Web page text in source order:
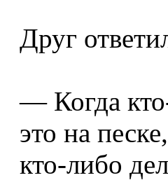
Друг
— Когда
это на
кто-либо